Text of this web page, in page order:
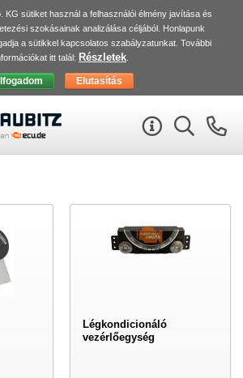
KG sütiket használ a felhasználói élmény javítása és
szokásainak analizálása céljából. Honlapunk
a sütikkel kapcsolatos szabályzatunkat. További
itt talál: Részletek
Légkondicionáló
vezérlőegység